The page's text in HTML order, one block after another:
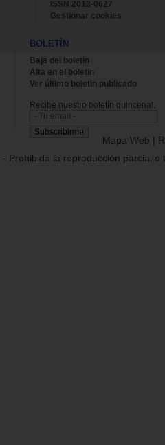
ISSN 2013-0627
Gestionar cookies
BOLETÍN
Baja del boletin
Alta en el boletin
Ver último boletin publicado
Recibe nuestro boletín quincenal.
Mapa Web |
- Prohibida la reproducción parcial o